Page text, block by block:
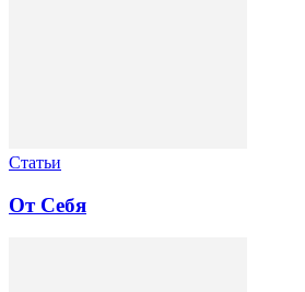
Статьи
От Себя